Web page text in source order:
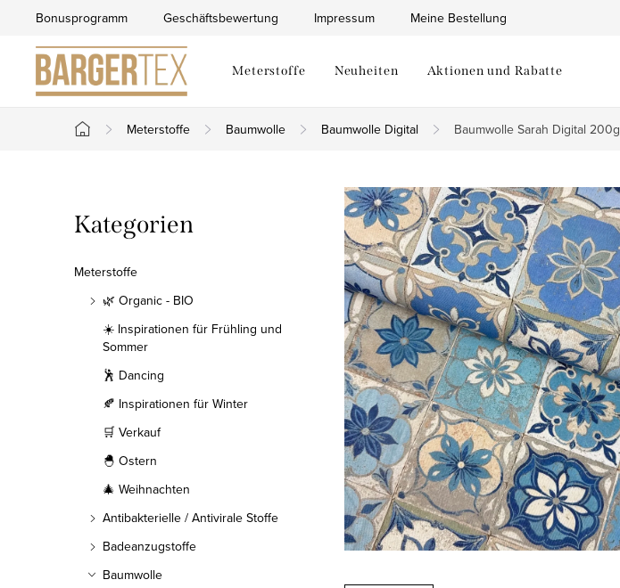
springen
Bonusprogramm Geschäftsbewertung Impressum Meine Bestellung
Meterstoffe Neuheiten Aktionen und Rabatte
Startseite
Meterstoffe Baumwolle Baumwolle Digital Baumwolle Sarah Digital
e
i
Kategorien
überspringen
Kategorien
Meterstoffe
🌿 Organic - BIO
☀️ Inspirationen für Frühling und
Sommer
🕺 Dancing
🍂 Inspirationen für Winter
🛒 Verkauf
🐣 Ostern
🎄 Weihnachten
Antibakterielle / Antivirale Stoffe
Badeanzugstoffe
Baumwolle